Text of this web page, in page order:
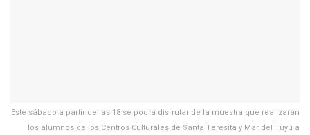
​Este sábado a partir de las 18 se podrá disfrutar de la muestra que realizarán
los alumnos de los Centros Culturales de Santa Teresita y Mar del Tuyú a